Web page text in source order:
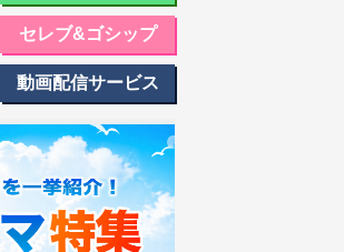
セレブ&ゴシップ
動画配信サービス